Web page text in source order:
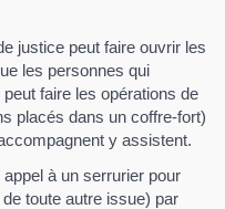
justice peut faire ouvrir les
les personnes qui
faire les opérations de
placés dans un coffre-fort)
y assistent.
à un serrurier pour
toute autre issue) par